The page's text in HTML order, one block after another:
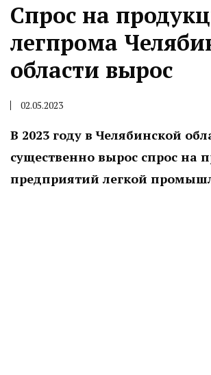
Спрос на
легпрома
области вырос
02.05.2023
В 2023 году в Челябинской
существенно вырос спрос на
предприятий легкой